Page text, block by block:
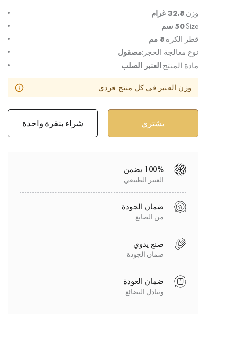
وزن:32.8 غرام
Size:50 سم
قطر الكرة:8 مم
نوع معالجة الحجر:مصقول
مادة المنتج:العنبر الصلب
وزن العنبر في كل منتج فردي
شراء بنقرة واحدة
100% يضمن
العنبر الطبيعي
ضمان الجودة
من الصانع
صنع يدوي
ضمان الجودة
ضمان العودة
وتبادل البضائع